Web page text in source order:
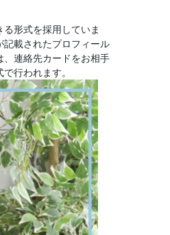
形式を採用していま
載されたプロフィール
連絡先カードをお相手
行われます。